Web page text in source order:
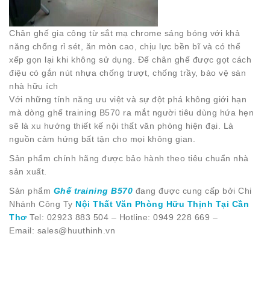
Chân ghế gia công từ sắt mạ chrome sáng bóng với khả
năng chống rỉ sét, ăn mòn cao, chịu lực bền bĩ và có thể
xếp gọn lại khi không sử dụng. Đế chân ghế được gọt cách
điệu có gắn nút nhựa chống trượt, chống trầy, bảo vệ sàn
nhà hữu ích
Với những tính năng ưu việt và sự đột phá không giới hạn
mà dòng ghế training B570 ra mắt người tiêu dùng hứa hẹn
sẽ là xu hướng thiết kế nội thất văn phòng hiện đại. Là
nguồn cảm hứng bất tận cho mọi không gian.
Sản phẩm chính hãng được bảo hành theo tiêu chuẩn nhà
sản xuất.
Sản phẩm Ghế training B570 đang được cung cấp bởi Chi
Nhánh Công Ty Nội Thất Văn Phòng Hữu Thịnh Tại Cần
Thơ Tel: 02923 883 504 – Hotline: 0949 228 669 –
Email: sales@huuthinh.vn